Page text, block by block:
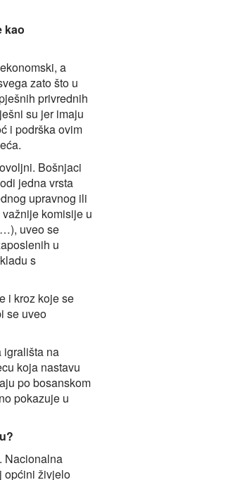
kao
a
zato što u
privrednih
su jer imaju
i podrška ovim
Bošnjaci
jedna vrsta
upravnog ili
komisije u
uveo se
u
s
i kroz koje se
se uveo
igrališta na
koja nastavu
po bosanskom
pokazuje u
Nacionalna
općini živjelo